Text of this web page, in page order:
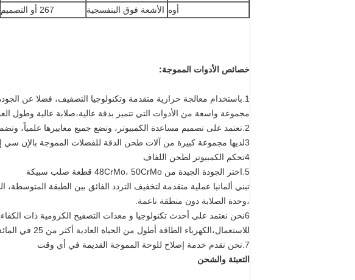
أوه الأشعة فوق البنفسجية 267 أو التصميم
خصائص الأدوات المموجة:
مجموعة واسعة من الأدوات التي تتميز بدقة عالية،صلابة عالية وطول
2.تعتمد على تصميم مساعدة الكمبيوتر، وتضع جميع معاييرها علمياً، وتضمن أن مواصفات الجودة اقتصادية وموثوقة ومعقولة
3لديها مجموعة كبيرة من آلات طحن الدقة للفضلات المموجة بالإن سي إن ويعملون جميعاً على الفضلات المموجة
4تحكم الكمبيوتر لطحن اللفاف
5.اختر الجودة الجيدة من 48CrMo، 50CrMo قطعة صلب سبيكة
،وحدة الصلابة دون منطقة ناعمة.
6نحن نعتمد على أحدث تكنولوجيا و معدات التصفيح الكرومية ذات
للاستعمال،الكهرباء الطاقة أطول من الحياة العادية أكثر من 25 في المائة.
7.نحن نقدم خدمة إصلاح للوحة المموجة القديمة في أي وقت
التعبئة والشحن